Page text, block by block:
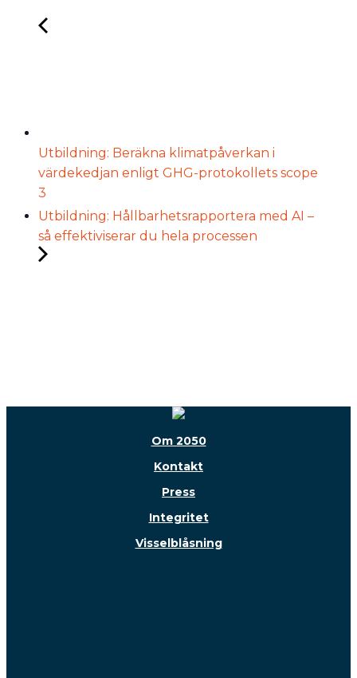
Utbildning: Beräkna klimatpåverkan i
värdekedjan enligt GHG-protokollets scope
3
Utbildning: Hållbarhetsrapportera med AI –
så effektiviserar du hela processen
Om 2050
Kontakt
Press
Integritet
Visselblåsning